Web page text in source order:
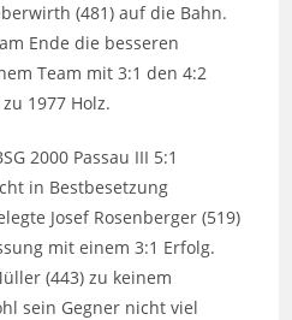
(481) auf die Bahn.
Ende die besseren
Team mit 3:1 den 4:2
1977 Holz.
2000 Passau III 5:1
in Bestbesetzung
Josef Rosenberger (519)
mit einem 3:1 Erfolg.
(443) zu keinem
sein Gegner nicht viel